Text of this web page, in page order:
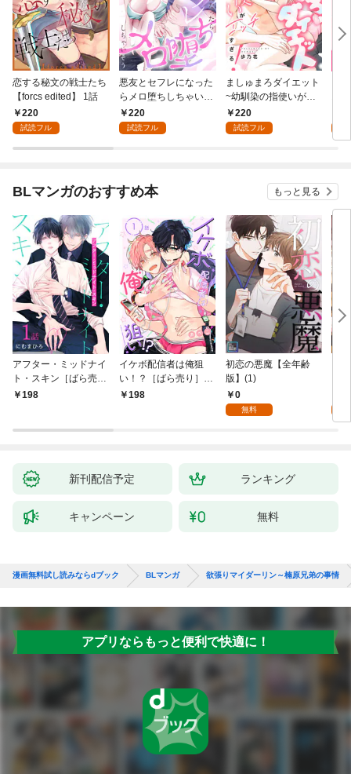
恋する秘文の戦士たち
【forcs edited】 1話
220
試読フル
悪友とセフレになった
らメロ堕ちしちゃいそ
う(1)
220
試読フル
ましゅまろダイエット
~幼馴染の指使いがエ
ッチすぎる！~(1)
220
試読フル
BLマンガのおすすめ本 もっと見る
アフター・ミッドナイ
ト・スキン［ばら売
り］ 第1話
198
イケボ配信者は俺狙
い！？［ばら売り］
第1話
198
初恋の悪魔【全年齢
版】(1)
0
無料
新刊配信予定 ランキング
キャンペーン 無料
漫画無料試し読みならdブック BLマンガ 欲張りマイダーリン～楠原兄弟の事情
アプリならもっと便利で快適に！